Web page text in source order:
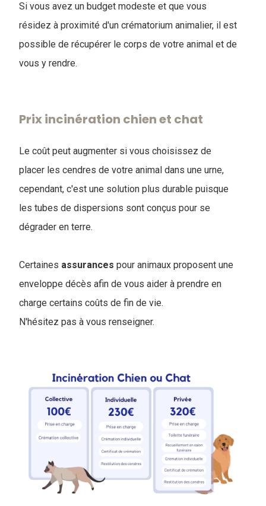
Si vous avez un budget modeste et que vous
résidez à proximité d'un crématorium animalier, il est
possible de récupérer le corps de votre animal et de
vous y rendre.
Prix incinération chien et chat
Le coût peut augmenter si vous choisissez de
placer les cendres de votre animal dans une urne,
cependant, c'est une solution plus durable puisque
les tubes de dispersions sont conçus pour se
dégrader en terre.
Certaines assurances pour animaux proposent une
enveloppe décès afin de vous aider à prendre en
charge certains coûts de fin de vie.
N'hésitez pas à vous renseigner.